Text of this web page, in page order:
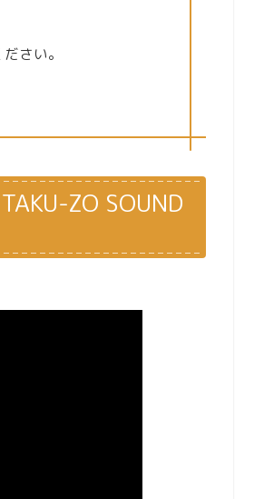
さい。
ZO SOUND